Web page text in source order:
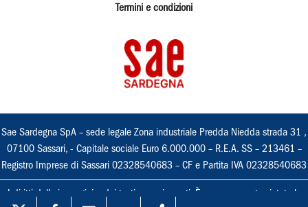
Termini e condizioni
Sae Sardegna SpA – sede legale Zona industriale Predda Niedda strada 31 ,
07100 Sassari, - Capitale sociale Euro 6.000.000 – R.E.A. SS – 213461 –
Registro Imprese di Sassari 02328540683 – CF e Partita IVA 02328540683
I diritti delle immagini e dei testi sono riservati. È espressamente vietata la